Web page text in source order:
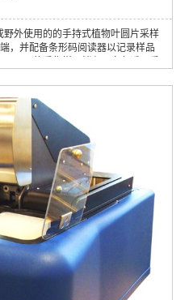
外使用的的手持式植物叶圆片采样
，并配备条形码阅读器以记录样品
形码 & GPS定位信息）相关联，使您